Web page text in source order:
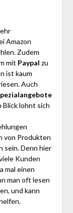
Amazon
Zudem
mit Paypal zu
ist kaum
Auch
Blick lohnt sich
von Produkten
sein. Denn hier
Kunden
mal einen
man oft lesen
und kann